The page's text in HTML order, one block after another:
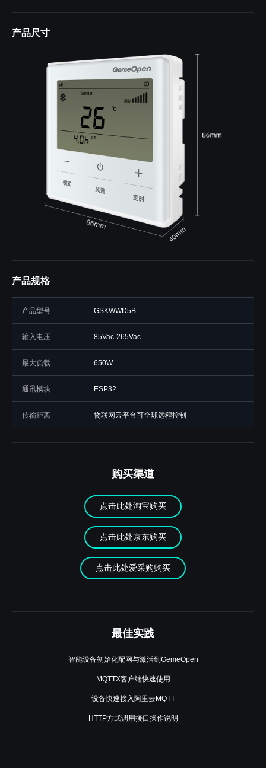
产品尺寸
产品规格
产品型号 GSKWWD5B
输入电压 85Vac-265Vac
最大负载 650W
通讯模块 ESP32
传输距离 物联网云平台可全球远程控制
购买渠道
点击此处淘宝购买
点击此处京东购买
点击此处爱采购购买
最佳实践
智能设备初始化配网与激活到GemeOpen
MQTTX客户端快速使用
设备快速接入阿里云MQTT
HTTP方式调用接口操作说明